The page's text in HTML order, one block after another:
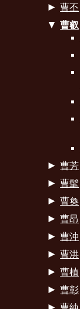
► 曹丕
▼ 曹叡
► 曹芳
► 曹髦
► 曹奐
► 曹昂
► 曹沖
► 曹洪
► 曹植
► 曹彰